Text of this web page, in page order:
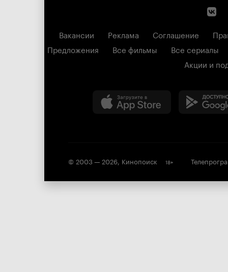
Вакансии Реклама Соглашение
Предложения
Все фильмы
Все сериалы
Акции и
© 2003 — 2026, Кинопоиск 18+